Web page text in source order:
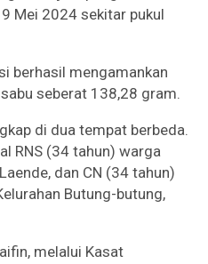
Mei 2024 sekitar pukul
berhasil mengamankan
seberat 138,28 gram.
di dua tempat berbeda.
RNS (34 tahun) warga
dan CN (34 tahun)
Butung-butung,
melalui Kasat